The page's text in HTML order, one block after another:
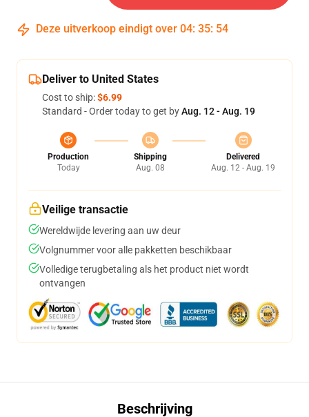
Deze uitverkoop eindigt over 04: 35: 53
Deliver to United States
Cost to ship:$6.99
Standard - Order today to get byAug. 12 - Aug. 19
Production
Today
Shipping
Aug. 08
Delivered
Aug. 12 - Aug. 19
Veilige transactie
Wereldwijde levering aan uw deur
Volgnummer voor alle pakketten beschikbaar
Volledige terugbetaling als het product niet wordt
ontvangen
Beschrijving